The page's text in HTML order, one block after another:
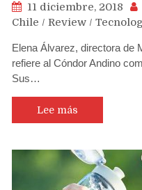
11 diciembre, 2018
Chile / Review /
Elena Álvarez, directora de
refiere al Cóndor Andino
Sus…
Lee más